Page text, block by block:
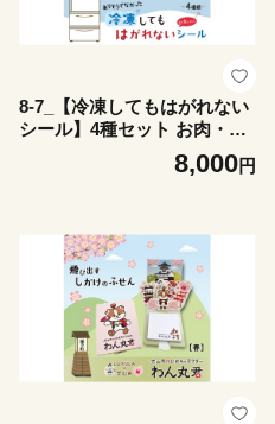
8-7_【冷凍してもはがれない
シール】4種セット お肉・ア
イス・フルーツ・パン｜冷凍
シール 冷凍食品 耐水 耐水性
名前 日付 記入 牛肉 鶏肉 豚
肉 アイスクリーム ジャム 食
パン 家庭用 業務用 冷凍庫 デ
コ 可愛い かわいい ステッカ
ー 文具 日本製 犬山 愛知 名
古屋 岐阜
8,000円